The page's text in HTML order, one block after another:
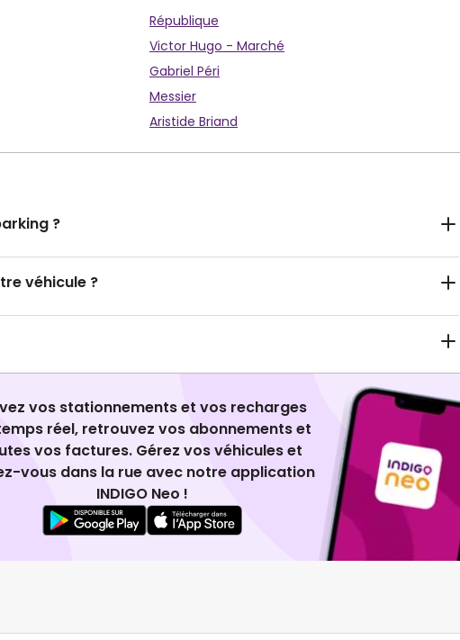
République
Victor Hugo - Marché
Gabriel Péri
Messier
Aristide Briand
?
véhicule ?
vos stationnements et vos recharges
réel, retrouvez vos abonnements et
vos factures. Gérez vos véhicules et
vous dans la rue avec notre application
INDIGO Neo !